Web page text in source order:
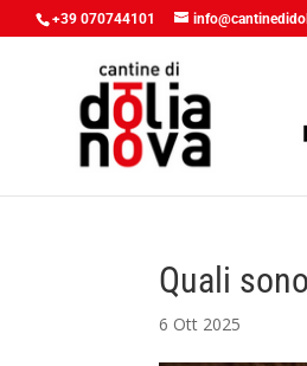
+39 070744101
Quali
6 Ott 2025